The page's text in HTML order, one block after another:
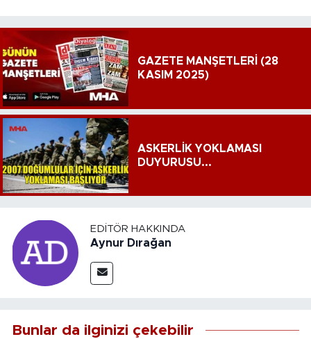
GAZETE MANŞETLERİ (28
KASIM 2025)
ASKERLİK YOKLAMASI
DUYURUSU...
EDITÖR HAKKINDA
Aynur Dırağan
Bunlar da ilginizi çekebilir